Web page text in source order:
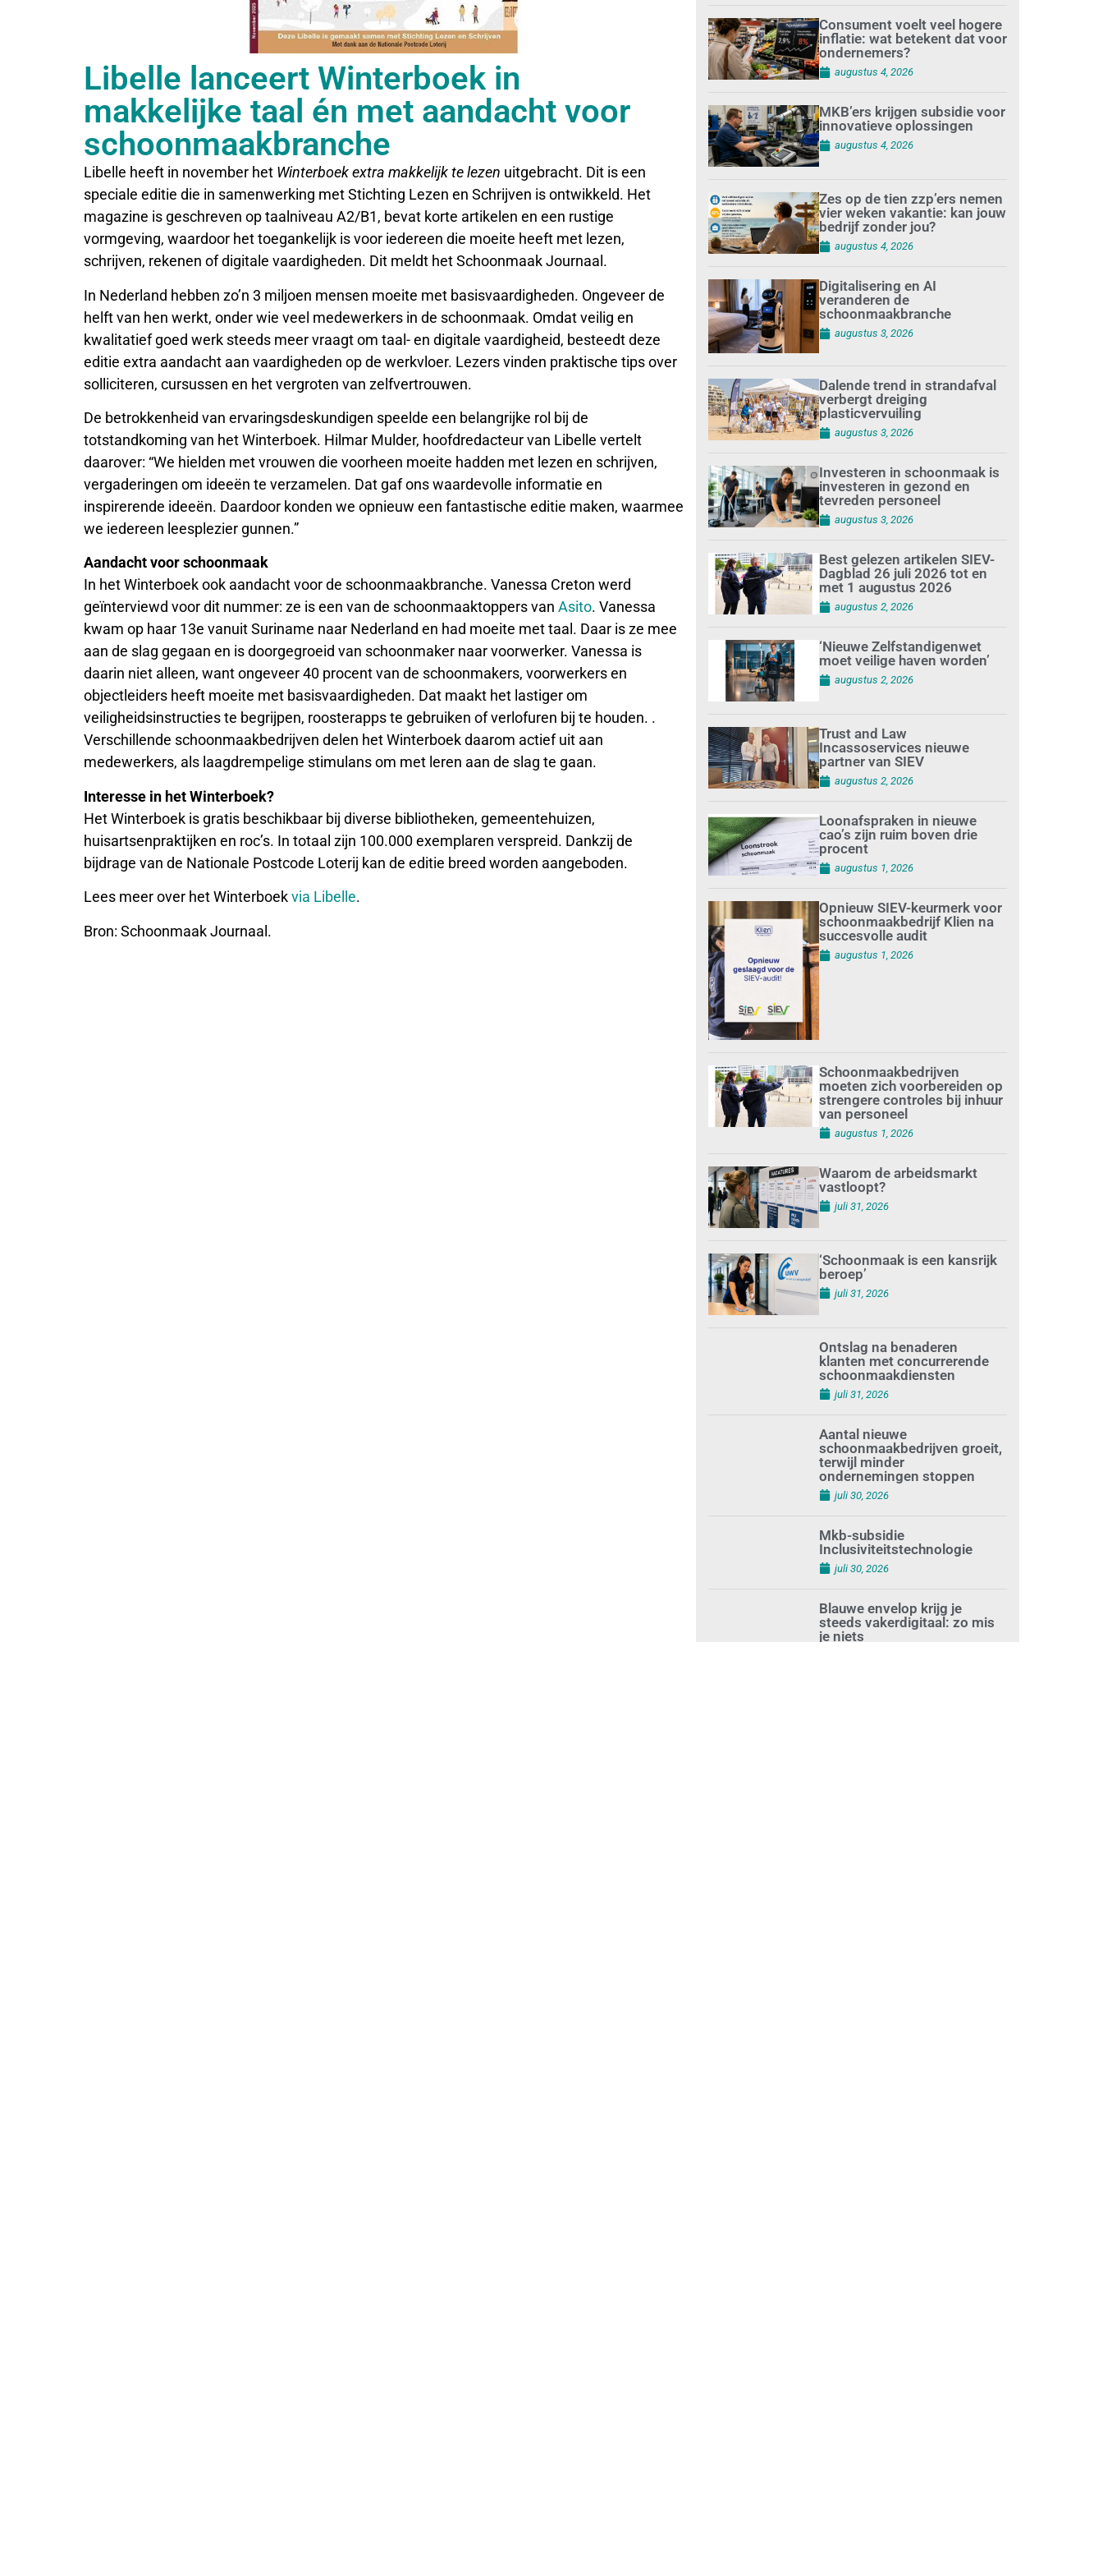
Libelle lanceert Winterboek in
makkelijke taal én met aandacht voor
schoonmaakbranche
Libelle heeft in november het Winterboek extra makkelijk te lezen uitgebracht. Dit is een
speciale editie die in samenwerking met Stichting Lezen en Schrijven is ontwikkeld. Het
magazine is geschreven op taalniveau A2/B1, bevat korte artikelen en een rustige
vormgeving, waardoor het toegankelijk is voor iedereen die moeite heeft met lezen,
schrijven, rekenen of digitale vaardigheden. Dit meldt het Schoonmaak Journaal.
In Nederland hebben zo’n 3 miljoen mensen moeite met basisvaardigheden. Ongeveer de
helft van hen werkt, onder wie veel medewerkers in de schoonmaak. Omdat veilig en
kwalitatief goed werk steeds meer vraagt om taal- en digitale vaardigheid, besteedt deze
editie extra aandacht aan vaardigheden op de werkvloer. Lezers vinden praktische tips over
solliciteren, cursussen en het vergroten van zelfvertrouwen.
De betrokkenheid van ervaringsdeskundigen speelde een belangrijke rol bij de
totstandkoming van het Winterboek. Hilmar Mulder, hoofdredacteur van Libelle vertelt
daarover: “We hielden met vrouwen die voorheen moeite hadden met lezen en schrijven,
vergaderingen om ideeën te verzamelen. Dat gaf ons waardevolle informatie en
inspirerende ideeën. Daardoor konden we opnieuw een fantastische editie maken, waarmee
we iedereen leesplezier gunnen.”
Aandacht voor schoonmaak
In het Winterboek ook aandacht voor de schoonmaakbranche. Vanessa Creton werd
geïnterviewd voor dit nummer: ze is een van de schoonmaaktoppers van Asito. Vanessa
kwam op haar 13e vanuit Suriname naar Nederland en had moeite met taal. Daar is ze mee
aan de slag gegaan en is doorgegroeid van schoonmaker naar voorwerker. Vanessa is
daarin niet alleen, want ongeveer 40 procent van de schoonmakers, voorwerkers en
objectleiders heeft moeite met basisvaardigheden. Dat maakt het lastiger om
veiligheidsinstructies te begrijpen, roosterapps te gebruiken of verlofuren bij te houden. .
Verschillende schoonmaakbedrijven delen het Winterboek daarom actief uit aan
medewerkers, als laagdrempelige stimulans om met leren aan de slag te gaan.
Interesse in het Winterboek?
Het Winterboek is gratis beschikbaar bij diverse bibliotheken, gemeentehuizen,
huisartsenpraktijken en roc’s. In totaal zijn 100.000 exemplaren verspreid. Dankzij de
bijdrage van de Nationale Postcode Loterij kan de editie breed worden aangeboden.
Lees meer over het Winterboekvia Libelle.
Bron: Schoonmaak Journaal.
Consument voelt veel hogere
inflatie: wat betekent dat voor
ondernemers?
augustus 4, 2026
MKB’ers krijgen subsidie voor
innovatieve oplossingen
augustus 4, 2026
Zes op de tien zzp’ers nemen
vier weken vakantie: kan jouw
bedrijf zonder jou?
augustus 4, 2026
Digitalisering en AI
veranderen de
schoonmaakbranche
augustus 3, 2026
Dalende trend in strandafval
verbergt dreiging
plasticvervuiling
augustus 3, 2026
Investeren in schoonmaak is
investeren in gezond en
tevreden personeel
augustus 3, 2026
Best gelezen artikelen SIEV-
Dagblad 26 juli 2026 tot en
met 1 augustus 2026
augustus 2, 2026
‘Nieuwe Zelfstandigenwet
moet veilige haven worden’
augustus 2, 2026
Trust and Law
Incassoservices nieuwe
partner van SIEV
augustus 2, 2026
Loonafspraken in nieuwe
cao’s zijn ruim boven drie
procent
augustus 1, 2026
Opnieuw SIEV-keurmerk voor
schoonmaakbedrijf Klien na
succesvolle audit
augustus 1, 2026
Schoonmaakbedrijven
moeten zich voorbereiden op
strengere controles bij inhuur
van personeel
augustus 1, 2026
Waarom de arbeidsmarkt
vastloopt?
juli 31, 2026
‘Schoonmaak is een kansrijk
beroep’
juli 31, 2026
Ontslag na benaderen
klanten met concurrerende
schoonmaakdiensten
juli 31, 2026
Aantal nieuwe
schoonmaakbedrijven groeit,
terwijl minder
ondernemingen stoppen
Mkb-subsidie
Inclusiviteitstechnologie
Blauwe envelop krijg je